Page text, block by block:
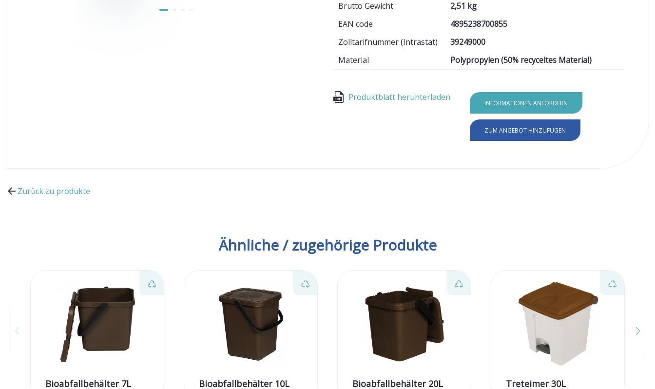
Brutto Gewicht
2,51 kg
EAN code
4895238700855
Zolltarifnummer (Intrastat)
39249000
Material
Polypropylen (50% recyceltes Material)
Produktblatt herunterladen
INFORMATIONEN ANFORDERN
ZUM ANGEBOT HINZUFÜGEN
Zurück zu produkte
Ähnliche / zugehörige Produkte
Bioabfallbehälter 7L Bioabfallbehälter 10L Bioabfallbehälter 20L Treteimer 30L